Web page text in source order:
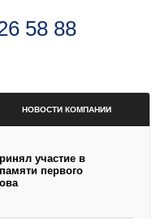
58 88
НОВОСТИ КОМПАНИИ
участие в
первого